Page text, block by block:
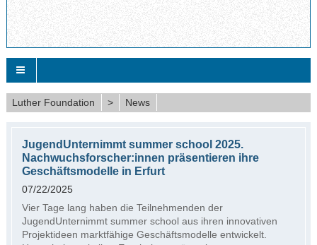
Luther Foundation > News
JugendUnternimmt summer school 2025.
Nachwuchsforscher:innen präsentieren ihre
Geschäftsmodelle in Erfurt
07/22/2025
Vier Tage lang haben die Teilnehmenden der
JugendUnternimmt summer school aus ihren innovativen
Projektideen marktfähige Geschäftsmodelle entwickelt.